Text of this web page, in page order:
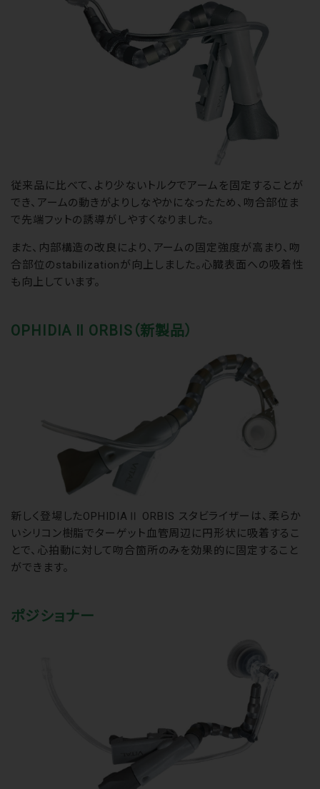
従来品に比べて、より少ないトルクでアームを固定することが
でき、アームの動きがよりしなやかになったため、吻合部位ま
で先端フットの誘導がしやすくなりました。
また、内部構造の改良により、アームの固定強度が高まり、吻
合部位のstabilizationが向上しました。心臓表面への吸着性
も向上しています。
OPHIDIA Ⅱ ORBIS（新製品）
新しく登場したOPHIDIAⅡ ORBIS スタビライザーは、柔らか
いシリコン樹脂でターゲット血管周辺に円形状に吸着するこ
とで、心拍動に対して吻合箇所のみを効果的に固定すること
ができます。
ポジショナー